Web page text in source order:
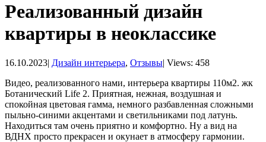
Реализованный дизайн
квартиры в неоклассике
16.10.2023| Дизайн интерьера, Отзывы| Views: 458
Видео, реализованного нами, интерьера квартиры 110м2. жк
Ботанический Life 2. Приятная, нежная, воздушная и
спокойная цветовая гамма, немного разбавленная сложными
пыльно-синими акцентами и светильниками под латунь.
Находиться там очень приятно и комфортно. Ну а вид на
ВДНХ просто прекрасен и окунает в атмосферу гармонии.